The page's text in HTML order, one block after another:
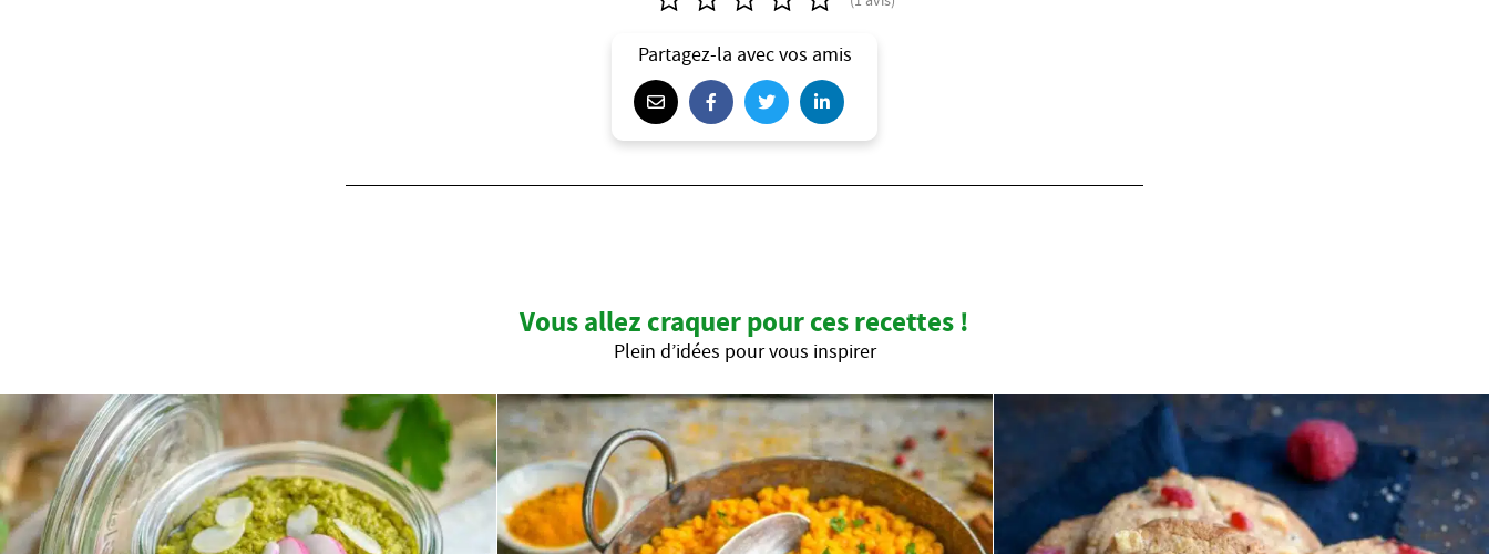
Partagez-la avec vos amis
Vous allez craquer pour ces recettes !
Plein d’idées pour vous inspirer